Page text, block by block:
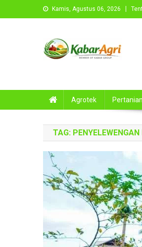
to
Kamis, Agustus 06, 2026
Agrotek Pertanian
TAG: